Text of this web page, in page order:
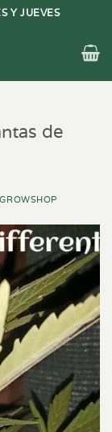
Y JUEVES
de